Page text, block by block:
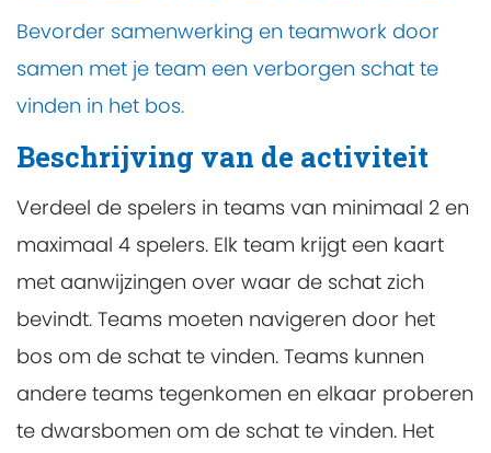
Bevorder samenwerking en teamwork door
samen met je team een verborgen schat te
vinden in het bos.
Beschrijving van de activiteit
Verdeel de spelers in teams van minimaal 2 en
maximaal 4 spelers. Elk team krijgt een kaart
met aanwijzingen over waar de schat zich
bevindt. Teams moeten navigeren door het
bos om de schat te vinden. Teams kunnen
andere teams tegenkomen en elkaar proberen
te dwarsbomen om de schat te vinden. Het